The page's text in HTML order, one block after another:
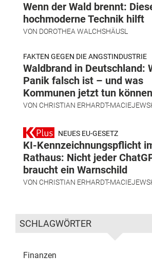
Wenn der Wald brennt:
hochmoderne Technik hilft
VON DOROTHEA WALCHSHÄUSL
FAKTEN GEGEN DIE ANGSTINDUSTRIE
Waldbrand in Deutschland:
Panik falsch ist – und was
Kommunen jetzt tun können
VON CHRISTIAN ERHARDT-
NEUES EU-GESETZ
KI-Kennzeichnungspflicht
Rathaus: Nicht jeder
braucht ein Warnschild
VON CHRISTIAN ERHARDT-
SCHLAGWÖRTER
Finanzen